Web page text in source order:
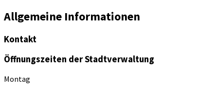
Allgemeine Informationen
Kontakt
Öffnungszeiten der Stadtverwaltung
Montag